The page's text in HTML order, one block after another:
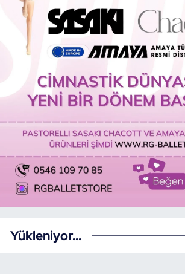
Yükleniyor...